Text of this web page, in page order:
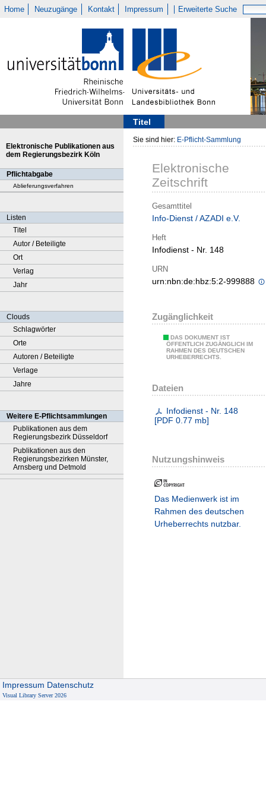
Home Neuzugänge Kontakt Impressum Erweiterte Suche
Titel
Elektronische Publikationen aus
dem Regierungsbezirk Köln
Pflichtabgabe
Ablieferungsverfahren
Listen
Titel
Autor / Beteiligte
Ort
Verlag
Jahr
Clouds
Schlagwörter
Orte
Autoren / Beteiligte
Verlage
Jahre
Weitere E-Pflichtsammlungen
Publikationen aus dem
Regierungsbezirk Düsseldorf
Publikationen aus den
Regierungsbezirken Münster,
Arnsberg und Detmold
Sie sind hier: E-Pflicht-Sammlung
Elektronische
Zeitschrift
Gesamttitel
Info-Dienst / AZADI e.V.
Heft
Infodienst - Nr. 148
URN
urn:nbn:de:hbz:5:2-999888
Zugänglichkeit
DAS DOKUMENT IST
ÖFFENTLICH ZUGÄNGLICH IM
RAHMEN DES DEUTSCHEN
URHEBERRECHTS.
Dateien
Infodienst - Nr. 148
[PDF 0.77 mb]
Nutzungshinweis
Das Medienwerk ist im
Rahmen des deutschen
Urheberrechts nutzbar.
Impressum Datenschutz
Visual Library Server 2026